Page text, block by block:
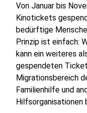
Von Januar bis
Kinotickets
bedürftige
Prinzip ist einfach:
kann ein weiteres
gespendeten
Migrationsbereich
Familienhilfe und
Hilfsorganisationen